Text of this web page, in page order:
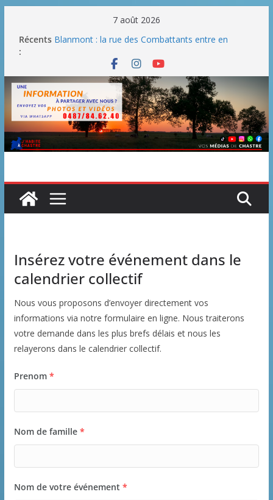
contenu
7 août 2026
Récents
:
Blanmont : la rue des Combattants entre en
Un WE de plus en plus chaud
Un WE parfait pour faire des BBQ
Un WE agréable pour des BBQ hormis dimanche
Une fête nationale sans drache
Insérez votre événement dans le
calendrier collectif
Nous vous proposons d’envoyer directement vos
informations via notre formulaire en ligne. Nous traiterons
votre demande dans les plus brefs délais et nous les
relayerons dans le calendrier collectif.
Prenom *
Nom de famille *
Nom de votre événement *